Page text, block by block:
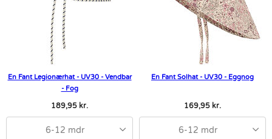
En Fant Legionærhat - UV30 - Vendbar
- Fog
189,95 kr.
6-12 mdr
En Fant Solhat - UV30 - Eggnog
169,95 kr.
6-12 mdr